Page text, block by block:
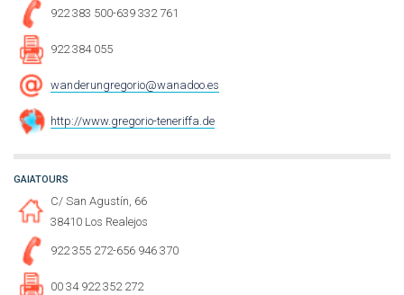
922 383 500-639 332 761
922 384 055
wanderungregorio@wanadoo.es
http://www.gregorio-teneriffa.de
GAIATOURS
C/ San Agustín, 66
38410 Los Realejos
922 355 272-656 946 370
00 34 922 352 272